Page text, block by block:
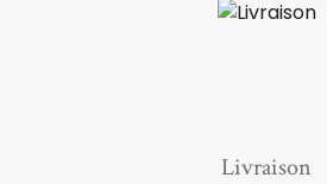
Livraison